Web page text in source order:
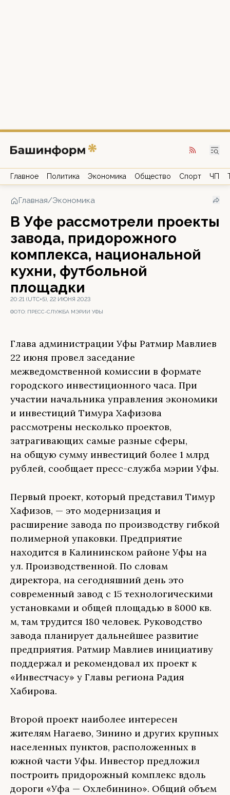
Главное Политика Экономика Общество Спорт ЧП
Главная/Экономика
В Уфе рассмотрели проекты
завода, придорожного
комплекса, национальной
кухни, футбольной
площадки
20:21 (UTC+5), 22 ИЮНЯ 2023
ФОТО: ПРЕСС-СЛУЖБА МЭРИИ УФЫ
Глава администрации Уфы Ратмир Мавлиев
22 июня провел заседание
межведомственной комиссии в формате
городского инвестиционного часа. При
участии начальника управления экономики
и инвестиций Тимура Хафизова
рассмотрены несколько проектов,
затрагивающих самые разные сферы,
на общую сумму инвестиций более 1 млрд
рублей, сообщает пресс-служба мэрии Уфы.
Первый проект, который представил Тимур
Хафизов, — это модернизация и
расширение завода по производству гибкой
полимерной упаковки. Предприятие
находится в Калининском районе Уфы на
ул. Производственной. По словам
директора, на сегодняшний день это
современный завод с 15 технологическими
установками и общей площадью в 8000 кв.
м, там трудится 180 человек. Руководство
завода планирует дальнейшее развитие
предприятия. Ратмир Мавлиев инициативу
поддержал и рекомендовал их проект к
«Инвестчасу» у Главы региона Радия
Хабирова.
Второй проект наиболее интересен
жителям Нагаево, Зинино и других крупных
населенных пунктов, расположенных в
южной части Уфы. Инвестор предложил
построить придорожный комплекс вдоль
дороги «Уфа — Охлебинино». Общий объем